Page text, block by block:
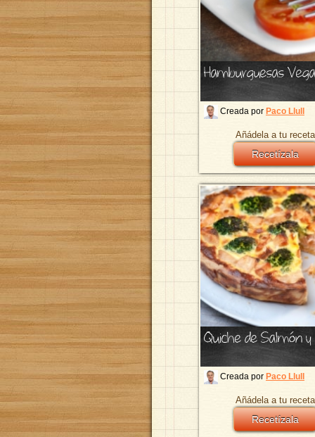
Hamburguesas
Creada por Paco Llull
Añádela a tu
Recetízala
Quiche de Salmón
Creada por Paco Llull
Añádela a tu
Recetízala